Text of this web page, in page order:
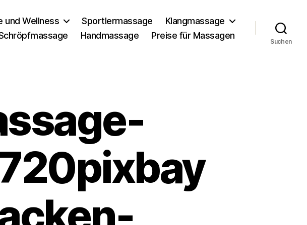
und Wellness Sportlermassage
Klangmassage
Handmassage Preise für Massagen
Suchen